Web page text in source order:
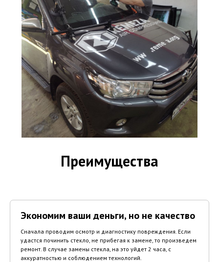
Преимущества
Экономим ваши деньги, но не качество
Сначала проводим осмотр и диагностику повреждения. Если
удастся починить стекло, не прибегая к замене, то произведем
ремонт. В случае замены стекла, на это уйдет 2 часа, с
аккуратностью и соблюдением технологий.